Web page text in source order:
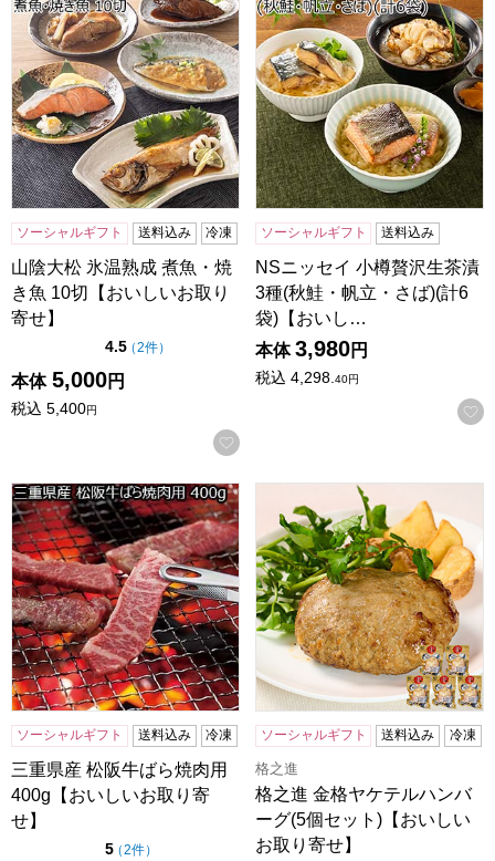
ソーシャルギフト 送料込み 冷凍
山陰大松 氷温熟成 煮魚・焼
き魚 10切【おいしいお取り
寄せ】
4.5点（5点満点中）
（2件の評価
）
本体 5,000円
税込 5,400円
お気に入りに登録する
ソーシャルギフト 送料込み
NSニッセイ 小樽贅沢生茶漬
3種(秋鮭・帆立・さば)(計6
袋)【おいし…
本体 3,980円
税込 4,298. 40円
三重県産 松阪牛ばら焼肉用 400g【おいしいお取り寄せ】
ソーシャルギフト 送料込み 冷凍
三重県産 松阪牛ばら焼肉用
400g【おいしいお取り寄
せ】
5点（5点満点中）
（2件の評価
）
格之進 金格ヤケテルハンバ
ソーシャルギフト 送料込み 冷凍
格之進
格之進 金格ヤケテルハンバ
ーグ(5個セット)【おいしい
お取り寄せ】